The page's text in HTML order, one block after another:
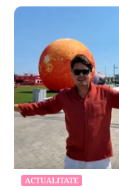
ACTUALITATE